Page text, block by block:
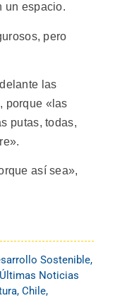
un espacio.
pero
las
porque «las
putas, todas,
así sea»,
Sostenible,
Últimas Noticias
, Chile,